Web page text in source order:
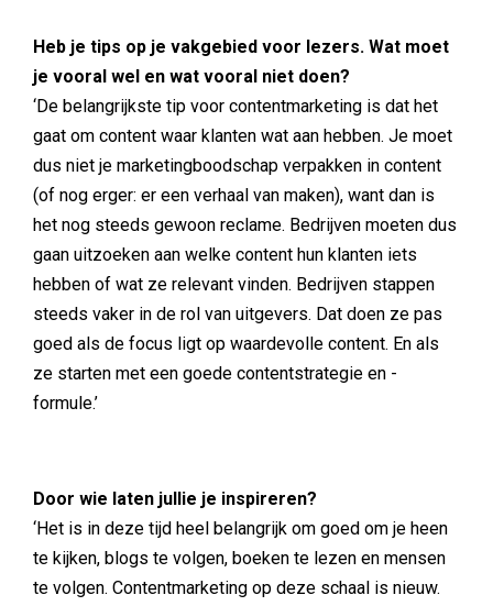
Heb je tips op je vakgebied voor lezers. Wat moet
je vooral wel en wat vooral niet doen?
‘De belangrijkste tip voor contentmarketing is dat het
gaat om content waar klanten wat aan hebben. Je moet
dus niet je marketingboodschap verpakken in content
(of nog erger: er een verhaal van maken), want dan is
het nog steeds gewoon reclame. Bedrijven moeten dus
gaan uitzoeken aan welke content hun klanten iets
hebben of wat ze relevant vinden. Bedrijven stappen
steeds vaker in de rol van uitgevers. Dat doen ze pas
goed als de focus ligt op waardevolle content. En als
ze starten met een goede contentstrategie en -
formule.’
Door wie laten jullie je inspireren?
‘Het is in deze tijd heel belangrijk om goed om je heen
te kijken, blogs te volgen, boeken te lezen en mensen
te volgen. Contentmarketing op deze schaal is nieuw.